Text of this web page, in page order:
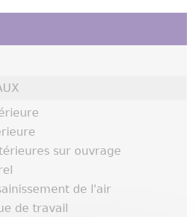
sur ouvrage
de l'air
de travail